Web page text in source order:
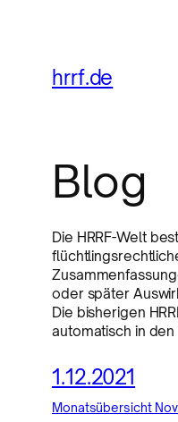
hrrf.de
Blog
Die HRRF-Welt
oder später
Die bisherigen
automatisch in
1.12.2021
Monatsübersicht